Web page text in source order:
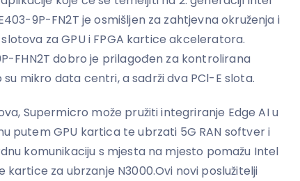
9P-FN2T je osmišljen za zahtjevna okruženja i
za GPU i FPGA kartice akceleratora.
FHN2T dobro je prilagođen za kontrolirana
su mikro data centri, a sadrži dva PCl-E slota.
Supermicro može pružiti integriranje Edge AI u
putem GPU kartica te ubrzati 5G RAN softver i
komunikaciju s mjesta na mjesto pomažu Intel
kartice za ubrzanje N3000.Ovi novi poslužitelji